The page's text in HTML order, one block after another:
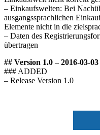
– Einkaufswelten: Bei
ausgangssprachlichen
Elemente nicht in die
– Daten des
übertragen
## Version 1.0 – 2016-03-03
### ADDED
– Release Version 1.0